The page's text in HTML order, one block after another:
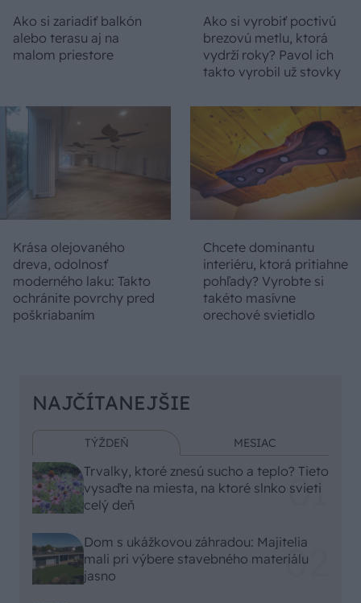
Ako si zariadiť balkón
alebo terasu aj na
malom priestore
Ako si vyrobiť poctivú
brezovú metlu, ktorá
vydrží roky? Pavol ich
takto vyrobil už stovky
Krása olejovaného
dreva, odolnosť
moderného laku: Takto
ochránite povrchy pred
poškriabaním
Chcete dominantu
interiéru, ktorá pritiahne
pohľady? Vyrobte si
takéto masívne
orechové svietidlo
NAJČÍTANEJŠIE
TÝŽDEŇ MESIAC
Trvalky, ktoré znesú sucho a teplo? Tieto
vysaďte na miesta, na ktoré slnko svieti
celý deň
Dom s ukážkovou záhradou: Majitelia
mali pri výbere stavebného materiálu
jasno